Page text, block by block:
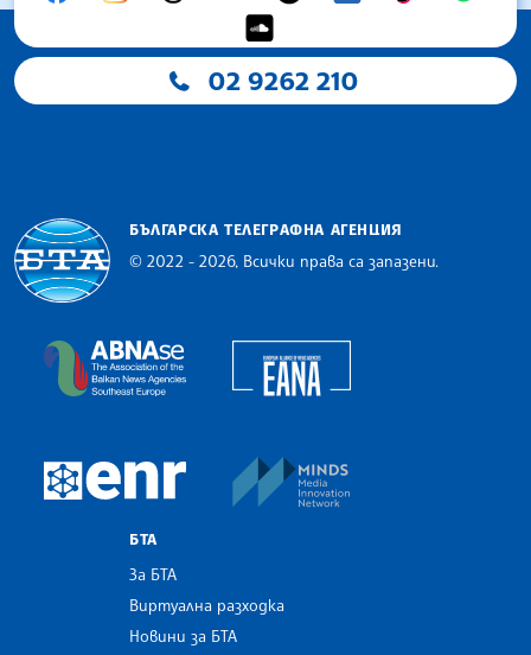
02 9262 210
БЪЛГАРСКА ТЕЛЕГРАФНА АГЕНЦИЯ
© 2022 - 2026, Всички права са запазени.
The Assocoation of the Balkan News Agencies
European Newsroom
БТА
За БТА
Виртуална разходка
Новини за БТА